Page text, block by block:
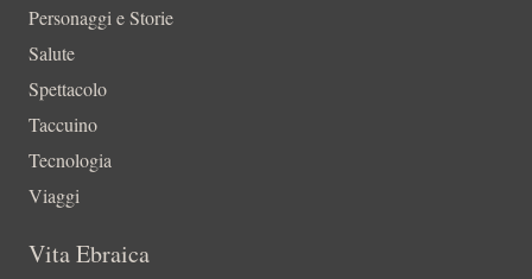
Personaggi e Storie
Salute
Spettacolo
Taccuino
Tecnologia
Viaggi
Vita Ebraica